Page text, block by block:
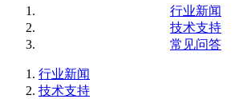
行业新闻
技术支持
常见问答
行业新闻
技术支持